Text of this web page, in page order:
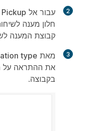
2 עבור אל
חלון מענה
קבוצת המענה
3 מאת type
את ההתראה על
בקבוצה.